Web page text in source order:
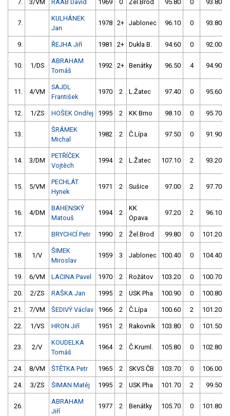
7. 3/VM RAAB David 1969 0 Žel.Brod 95.80 0 93.80
7.
KULHÁNEK
Jan
1978 2+ Jablonec 96.10 0 93.80
9. ŘEJHA Jiří 1981 2+ Dukla B. 94.60 0 92.00
10. 1/DS
ABRAHAM
Tomáš
1992 2+ Benátky 96.50 4 94.90
11. 4/VM
SAJDL
František
1970 2 L.Žatec 97.40 0 95.60
12. 1/ZS HOŠEK Ondřej 1995 2 KK Brno 98.10 0 95.70
13.
ŠRÁMEK
Michal
1982 2 Č.Lípa 97.50 0 91.90
14. 3/DM
PETŘÍČEK
Vojtěch
1994 2 L.Žatec 107.10 2 93.20
15. 5/VM
PECHLÁT
Hynek
1971 2 Sušice 97.00 2 97.70
16. 4/DM
BAHENSKÝ
Matouš
1994 2
KK
Opava
97.20 2 96.10
17. BRYCHCÍ Petr 1990 2 Žel.Brod 99.80 0 101.20
18. 1/V
ŠIMEK
Miroslav
1959 3 Jablonec 100.40 0 104.40
19. 6/VM LACINA Pavel 1970 2 Rožátov 103.20 0 100.70
20. 2/ZS RAŠKA Jan 1995 2 USK Pha 100.90 0 100.80
21. 7/VM ŠEDIVÝ Václav 1966 2 Č.Lípa 100.60 2 101.20
22. 1/VS HRON Jiří 1951 2 Rakovník 103.80 0 101.50
23. 2/V
KOUDELKA
Tomáš
1964 2 Č.Kruml. 105.80 0 102.80
24. 8/VM ŠTĚTKA Petr 1965 2 SKVS ČB 103.70 0 106.00
24. 3/ZS ŠIMAN Matěj 1995 2 USK Pha 101.70 2 99.50
26.
ABRAHAM
Jiří
1977 2 Benátky 105.70 0 101.80